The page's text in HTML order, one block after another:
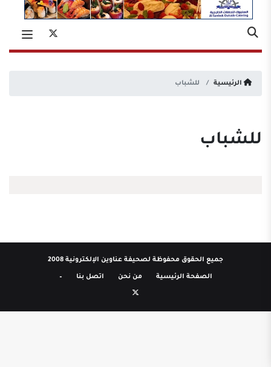
الرئيسية للشباب
للشباب
جميع الحقوق محفوظة لصحيفة عناوين الإلكترونية 2008
الصفحة الرئيسية من نحن اتصل بنا –